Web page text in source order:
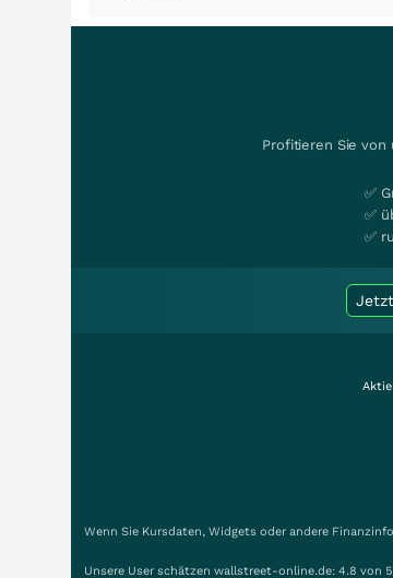
Profitieren Sie
✅
✅
✅
Wenn Sie Kursdaten, Widgets oder andere
Unsere User schätzen wallstreet-online.de: 4.8 von